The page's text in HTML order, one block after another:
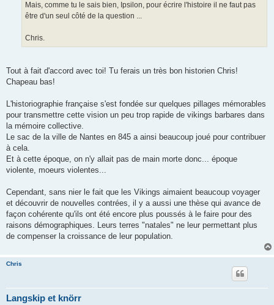
Mais, comme tu le sais bien, Ipsilon, pour écrire l'histoire il ne faut pas
être d'un seul côté de la question ...
Chris.
Tout à fait d'accord avec toi! Tu ferais un très bon historien Chris!
Chapeau bas!
L'historiographie française s'est fondée sur quelques pillages mémorables
pour transmettre cette vision un peu trop rapide de vikings barbares dans
la mémoire collective.
Le sac de la ville de Nantes en 845 a ainsi beaucoup joué pour contribuer
à cela.
Et à cette époque, on n'y allait pas de main morte donc... époque
violente, moeurs violentes...
Cependant, sans nier le fait que les Vikings aimaient beaucoup voyager
et découvrir de nouvelles contrées, il y a aussi une thèse qui avance de
façon cohérente qu'ils ont été encore plus poussés à le faire pour des
raisons démographiques. Leurs terres "natales" ne leur permettant plus
de compenser la croissance de leur population.
Chris
Langskip et knörr